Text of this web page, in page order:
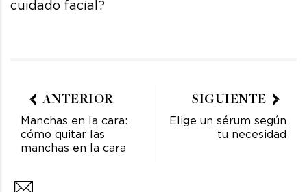
cuidado facial?
ANTERIOR
Manchas en la cara:
cómo quitar las
manchas en la cara
SIGUIENTE
Elige un sérum según
tu necesidad